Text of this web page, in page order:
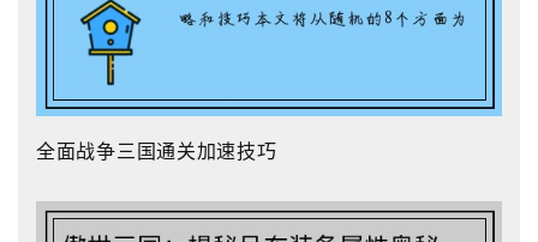
全面战争三国通关加速技巧